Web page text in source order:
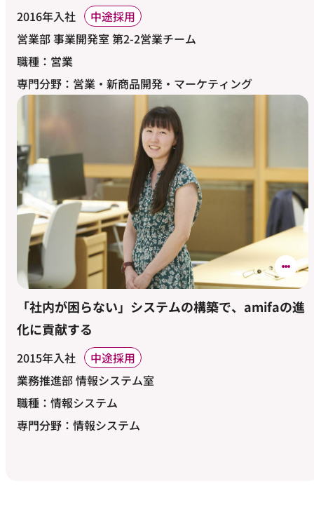
2016年入社
中途採用
営業部 事業開発室 第2-2営業チーム
職種：営業
専門分野：営業・新商品開発・マーケティング
「社内が困らない」システムの構築で、amifaの進
化に貢献する
2015年入社
中途採用
業務推進部 情報システム室
職種：情報システム
専門分野：情報システム